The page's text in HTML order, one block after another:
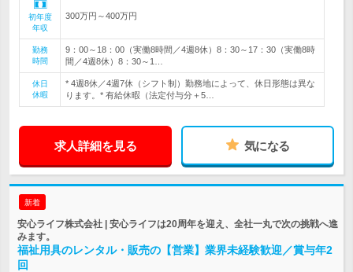
初年度
年収
300万円～400万円
勤務
時間
9：00～18：00（実働8時間／4週8休）8：30～17：30（実働8時
間／4週8休）8：30～1…
休日
休暇
* 4週8休／4週7休（シフト制）勤務地によって、休日形態は異な
ります。* 有給休暇（法定付与分＋5…
求人詳細を見る 気になる
新着
安心ライフ株式会社 | 安心ライフは20周年を迎え、全社一丸で次の挑戦へ進
みます。
福祉用具のレンタル・販売の【営業】業界未経験歓迎／賞与年2
回